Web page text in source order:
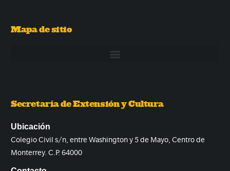
Mapa de sitio
Secretaría de Extensión y Cultura
Ubicación
Colegio Civil s/n, entre Washington y 5 de Mayo, Centro de
Monterrey. C.P. 64000